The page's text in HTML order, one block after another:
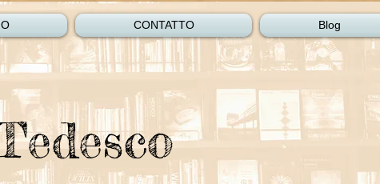
CONTATTO Blog